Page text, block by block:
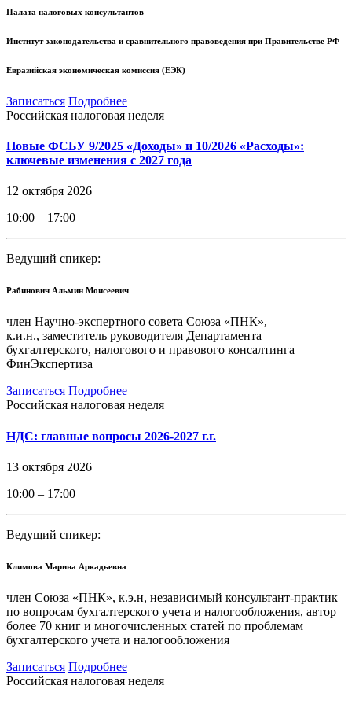
Палата налоговых консультантов
Институт законодательства и сравнительного правоведения при Правительстве РФ
Евразийская экономическая комиссия (ЕЭК)
Записаться Подробнее
Российская налоговая неделя
Новые ФСБУ 9/2025 «Доходы» и 10/2026 «Расходы»:
ключевые изменения с 2027 года
12 октября 2026
10:00 – 17:00
Ведущий спикер:
Рабинович Альмин Моисеевич
член Научно-экспертного совета Союза «ПНК»,
к.и.н., заместитель руководителя Департамента
бухгалтерского, налогового и правового консалтинга
ФинЭкспертиза
Записаться Подробнее
Российская налоговая неделя
НДС: главные вопросы 2026-2027 г.г.
13 октября 2026
10:00 – 17:00
Ведущий спикер:
Климова Марина Аркадьевна
член Союза «ПНК», к.э.н, независимый консультант-практик
по вопросам бухгалтерского учета и налогообложения, автор
более 70 книг и многочисленных статей по проблемам
бухгалтерского учета и налогообложения
Записаться Подробнее
Российская налоговая неделя